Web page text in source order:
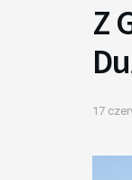
Z
17